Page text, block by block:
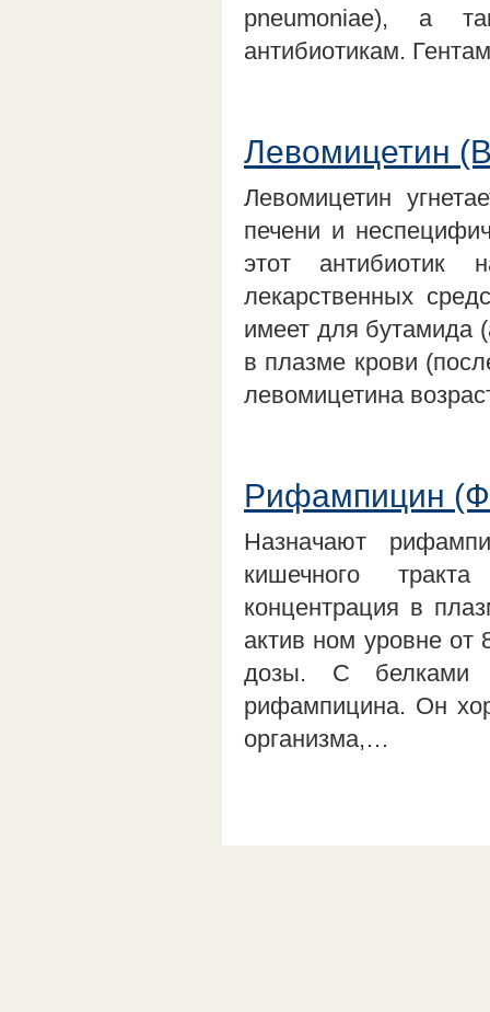
pneumoniae), а
антибиотикам.
Левомицетин
Левомицетин
печени и
этот антибиотик
лекарственных
имеет для бутамида
в плазме крови
левомицетина
Рифампицин
Назначают
кишечного
концентрация в
актив ном уровне
дозы. С белками
рифампицина. Он
организма,…